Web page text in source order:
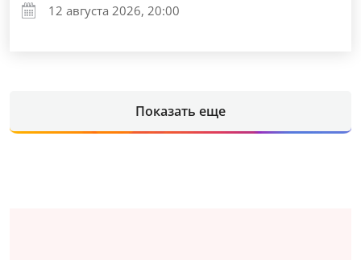
12 августа 2026, 20:00
Показать еще